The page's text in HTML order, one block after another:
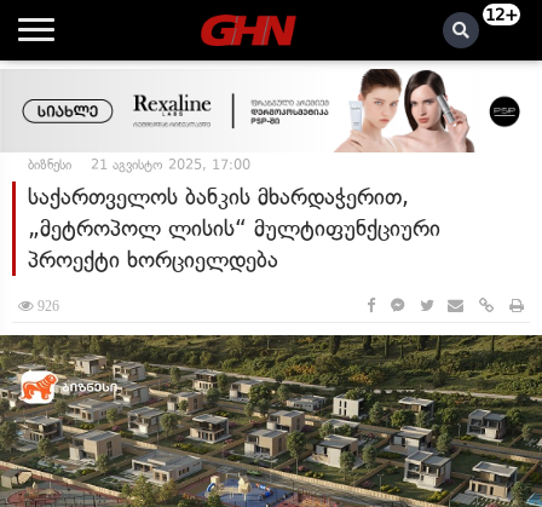
12+
ბიზნესი 21 აგვისტო 2025, 17:00
საქართველოს ბანკის მხარდაჭერით,
„მეტროპოლ ლისის“ მულტიფუნქციური
პროექტი ხორციელდება
926